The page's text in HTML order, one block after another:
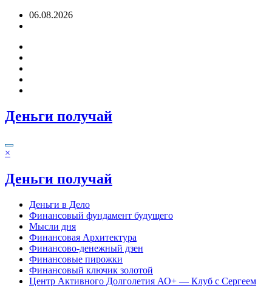
Перейти06.08.2026
Деньги получай
×
Деньги получай
Деньги в Дело
Финансовый фундамент будущего
Мысли дня
Финансовая Архитектура
Финансово-денежный дзен
Финансовые пирожки
Финансовый ключик золотой
Центр Активного Долголетия АО+ — Клуб с Сергеем